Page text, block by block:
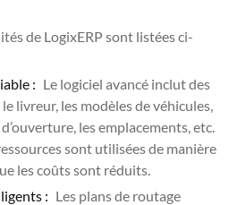
de LogixERP sont listées ci-
: Le logiciel avancé inclut des
livreur, les modèles de véhicules,
les emplacements, etc.
sont utilisées de manière
les coûts sont réduits.
: Les plans de routage